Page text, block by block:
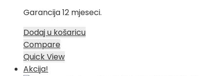
Garancija 12 mjeseci.
Dodaj u košaricu
Compare
Quick View
Akcija!